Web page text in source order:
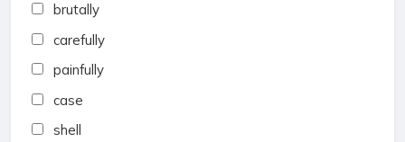
brutally
carefully
painfully
case
shell